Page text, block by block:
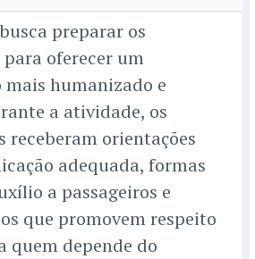
preparar os
oferecer um
humanizado e
a atividade, os
orientações
adequada, formas
a passageiros e
que promovem respeito
quem depende do